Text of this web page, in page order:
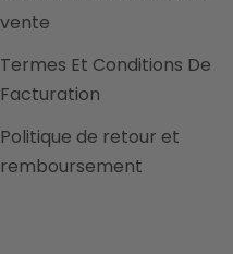
vente
Termes Et Conditions De
Facturation
Politique de retour et
remboursement